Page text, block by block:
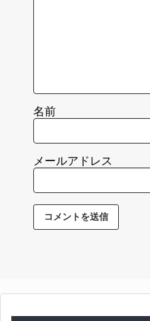
名前
メールアドレス